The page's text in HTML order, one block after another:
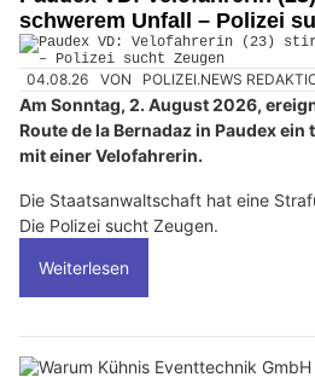
schwerem Unfall – Polizei
04.08.26 VON POLIZEI.NEWS
Am Sonntag, 2. August 2026,
Route de la Bernadaz in Paudex
mit einer Velofahrerin.
Die Staatsanwaltschaft hat eine
Die Polizei sucht Zeugen.
Weiterlesen